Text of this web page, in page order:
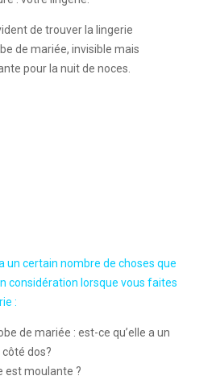
de trouver la lingerie
de mariée, invisible mais
pour la nuit de noces.
un certain nombre de choses que
considération lorsque vous faites
:
de mariée : est-ce qu’elle a un
dos?
est moulante ?